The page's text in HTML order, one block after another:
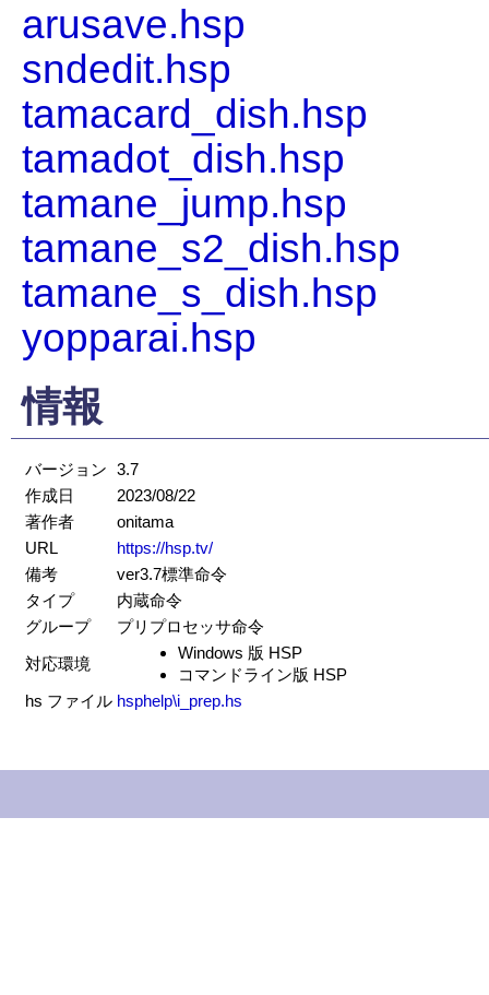
arusave.hsp
sndedit.hsp
tamacard_dish.hsp
tamadot_dish.hsp
tamane_jump.hsp
tamane_s2_dish.hsp
tamane_s_dish.hsp
yopparai.hsp
情報
バージョン 3.7
作成日
2023/08/22
著作者
onitama
URL
https://hsp.tv/
備考
ver3.7標準命令
タイプ
内蔵命令
グループ
プリプロセッサ命令
対応環境
Windows 版 HSP
コマンドライン版 HSP
hs ファイル hsphelp\i_prep.hs